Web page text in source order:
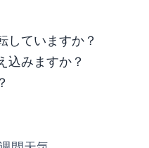
していますか？
込みますか？